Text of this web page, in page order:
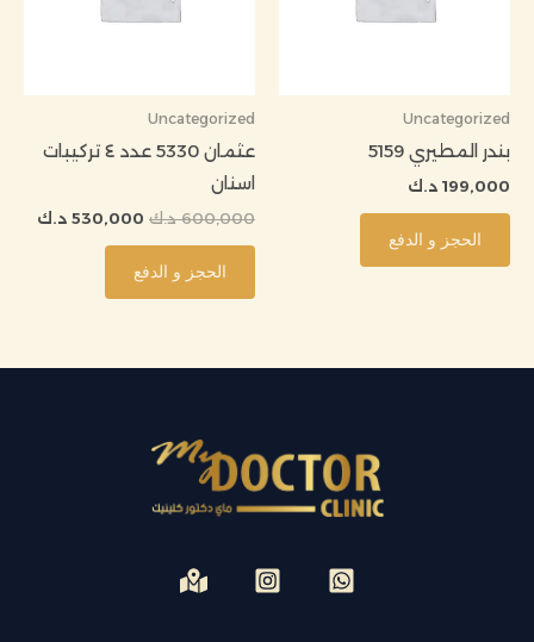
Uncategorized
بندر المطيري 5159
199,000 د.ك
الحجز و الدفع
Uncategorized
عثمان 5330 عدد ٤ تركيبات
اسنان
600,000 د.ك 530,000 د.ك
الحجز و الدفع